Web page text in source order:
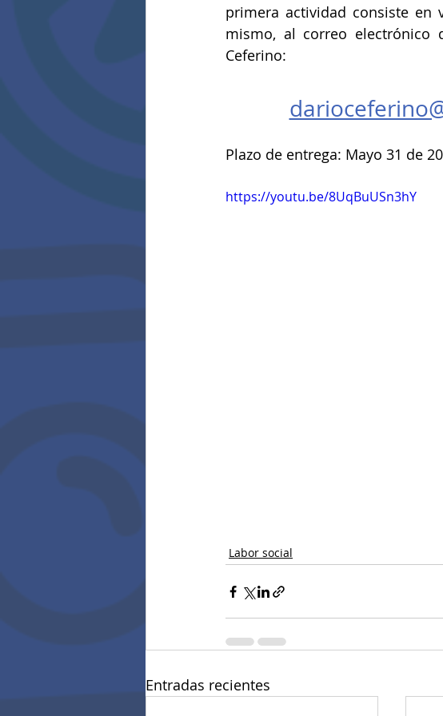
primera actividad consiste en
mismo, al correo electrónico
Ceferino:
Plazo de entrega: Mayo 31 de
https://youtu.be/8UqBuUSn3hY
Labor social
Entradas recientes